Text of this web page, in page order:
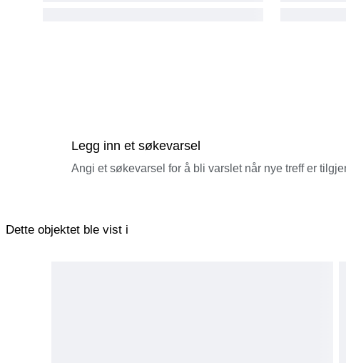
Legg inn et søkevarsel
Angi et søkevarsel for å bli varslet når nye treff er
Dette objektet ble vist i